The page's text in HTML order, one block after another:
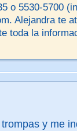
o 5530-5700
Alejandra te
toda la
y me